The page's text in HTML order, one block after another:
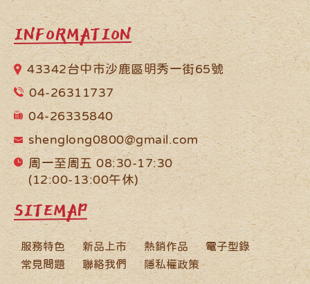
INFORMATION
43342台中市沙鹿區明秀一街65號
04-26311737
04-26335840
shenglong0800@gmail.com
周一至周五 08:30-17:30
(12:00-13:00午休)
SITEMAP
服務特色 新品上市 熱銷作品
電子型錄
常見問題
聯絡我們 隱私權政策